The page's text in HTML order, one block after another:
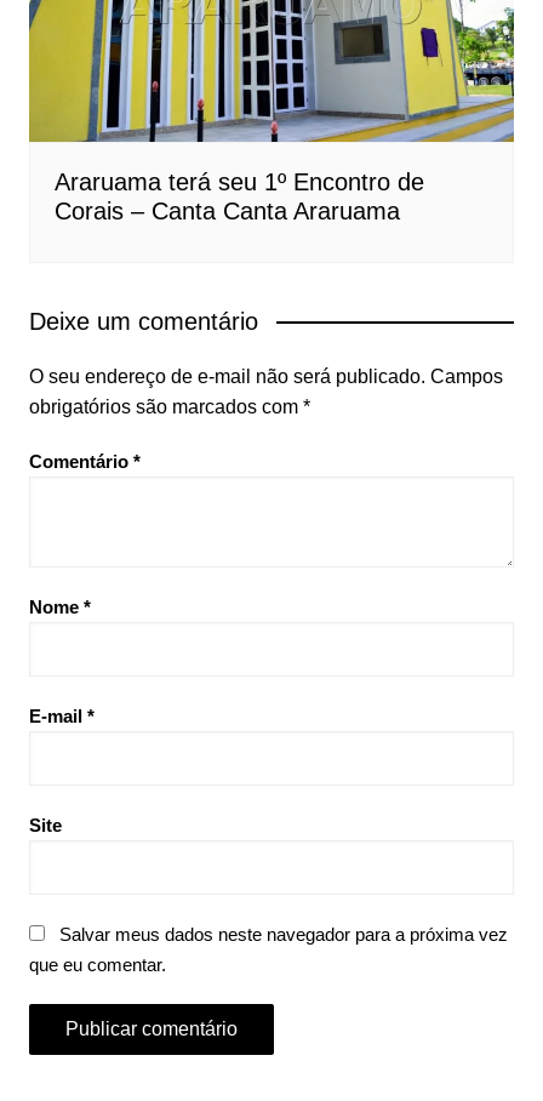
Araruama terá seu 1º Encontro de
Corais – Canta Canta Araruama
Deixe um comentário
O seu endereço de e-mail não será publicado. Campos
obrigatórios são marcados com *
Comentário *
Nome *
E-mail *
Site
Salvar meus dados neste navegador para a próxima vez
que eu comentar.